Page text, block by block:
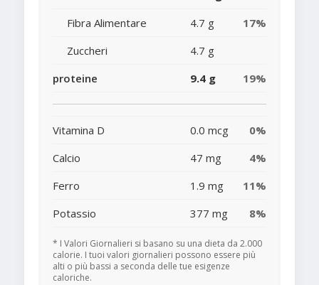
Fibra Alimentare
4.7 g
17%
Zuccheri
4.7 g
proteine
9.4 g 19%
Vitamina D 0.0 mcg
0%
Calcio
47 mg
4%
Ferro
1.9 mg
11%
Potassio
377 mg 8%
* I Valori Giornalieri si basano su una dieta da 2.000
calorie. I tuoi valori giornalieri possono essere più
alti o più bassi a seconda delle tue esigenze
caloriche.